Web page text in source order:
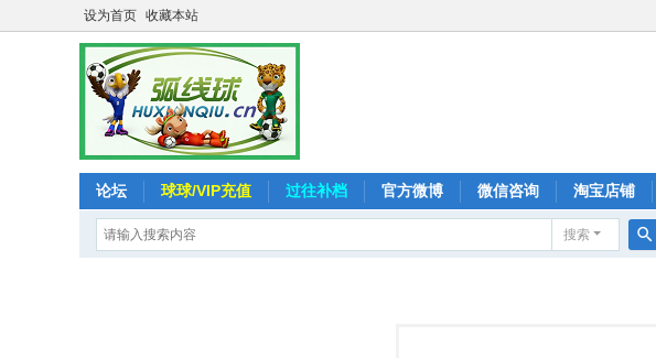
设为首页 收藏本站
论坛 球球/VIP充值 过往补档 官方微博 微信咨询 淘宝店铺
搜索